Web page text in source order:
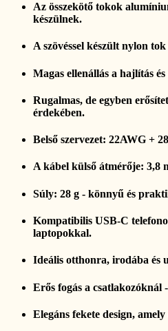
Az összekötő tokok
készülnek.
A szövéssel készült nylon tok
Magas ellenállás a hajlítás és
Rugalmas, de egyben
érdekében.
Belső szervezet: 22AWG +
A kábel külső átmérője: 3,8
Súly: 28 g - könnyű és
Kompatibilis USB-C
laptopokkal.
Ideális otthonra, irodába és
Erős fogás a csatlakozóknál
Elegáns fekete design,